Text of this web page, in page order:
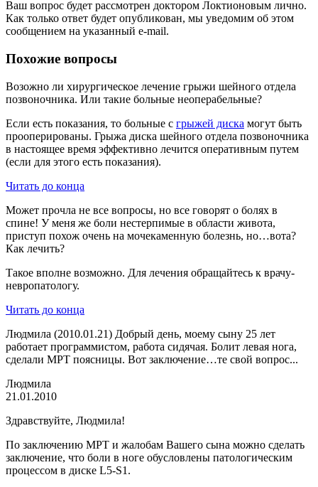
Ваш вопрос будет рассмотрен доктором Локтионовым лично.
Как только ответ будет опубликован, мы уведомим об этом
сообщением на указанный e-mail.
Похожие вопросы
Возожно ли хирургическое лечение грыжи шейного отдела
позвоночника. Или такие больные неоперабельные?
Если есть показания, то больные с грыжей диска могут быть
прооперированы. Грыжа диска шейного отдела позвоночника
в настоящее время эффективно лечится оперативным путем
(если для этого есть показания).
Читать до конца
Может прочла не все вопросы, но все говорят о болях в
спине! У меня же боли нестерпимые в области живота,
приступ похож очень на мочекаменную болезнь, но…вота?
Как лечить?
Такое вполне возможно. Для лечения обращайтесь к врачу-
невропатологу.
Читать до конца
Людмила (2010.01.21) Добрый день, моему сыну 25 лет
работает программистом, работа сидячая. Болит левая нога,
сделали МРТ поясницы. Вот заключение…те свой вопрос...
Людмила
21.01.2010
Здравствуйте, Людмила!
По заключению МРТ и жалобам Вашего сына можно сделать
заключение, что боли в ноге обусловлены патологическим
процессом в диске L5-S1.